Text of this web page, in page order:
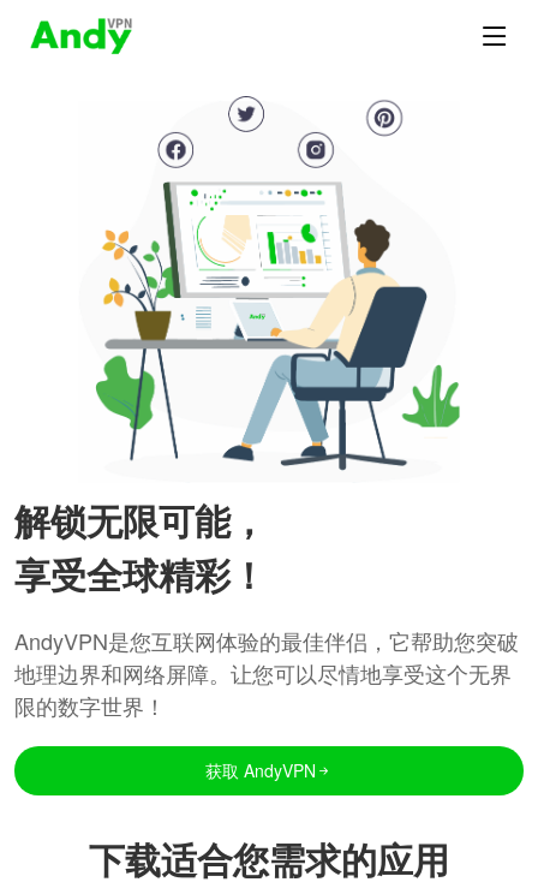
解锁无限可能，
享受全球精彩！
AndyVPN是您互联网体验的最佳伴侣，它帮助您突破
地理边界和网络屏障。让您可以尽情地享受这个无界
限的数字世界！
获取 AndyVPN
下载适合您需求的应用